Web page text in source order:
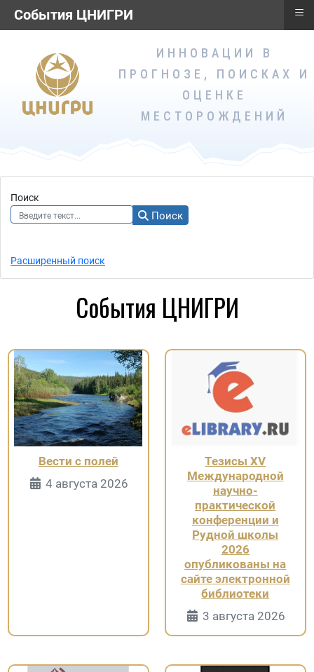
ИННОВАЦИИ В
ПРОГНОЗЕ, ПОИСКАХ И
ОЦЕНКЕ
МЕСТОРОЖДЕНИЙ
Поиск
Поиск
Расширенный поиск
События ЦНИГРИ
Вести с полей
Информация о Странице
4 августа 2026
Тезисы XV
Международной
научно-
практической
конференции и
Рудной школы
2026
опубликованы на
сайте электронной
библиотеки
Информация
3 августа 2026
События ЦНИГРИ ≡
События ЦНИГРИ ≡